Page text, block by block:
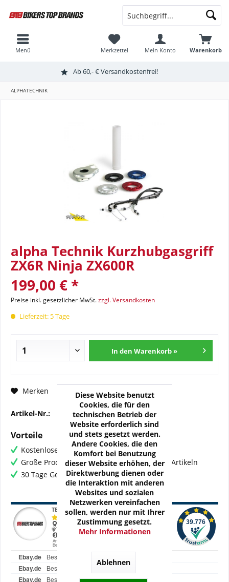
Ab 60,- € Versandkostenfrei!
Warenkorb
Merkzettel Mein Konto
Menü
ALPHATECHNIK
alpha Technik Kurzhubgasgriff
ZX6R Ninja ZX600R
199,00 € *
Preise inkl. gesetzlicher MwSt.zzgl. Versandkosten
Lieferzeit: 5 Tage
In den Warenkorb »
Merken Fragen zum Artikel?
Artikel-Nr.: RM-QT1-ZX600R-S
Vorteile
Kostenloser Versand ab € 60,- Bestellwert
Große Produktauswahl mit mehr als 80.000 Artikeln
30 Tage Geld-Zurück-Garantie
Diese Website benutzt
Cookies, die für den
technischen Betrieb der
Website erforderlich sind
und stets gesetzt werden.
Andere Cookies, die den
Komfort bei Benutzung
dieser Website erhöhen, der
Direktwerbung dienen oder
die Interaktion mit anderen
Websites und sozialen
Netzwerken vereinfachen
sollen, werden nur mit Ihrer
Zustimmung gesetzt.
Mehr Informationen
Ablehnen